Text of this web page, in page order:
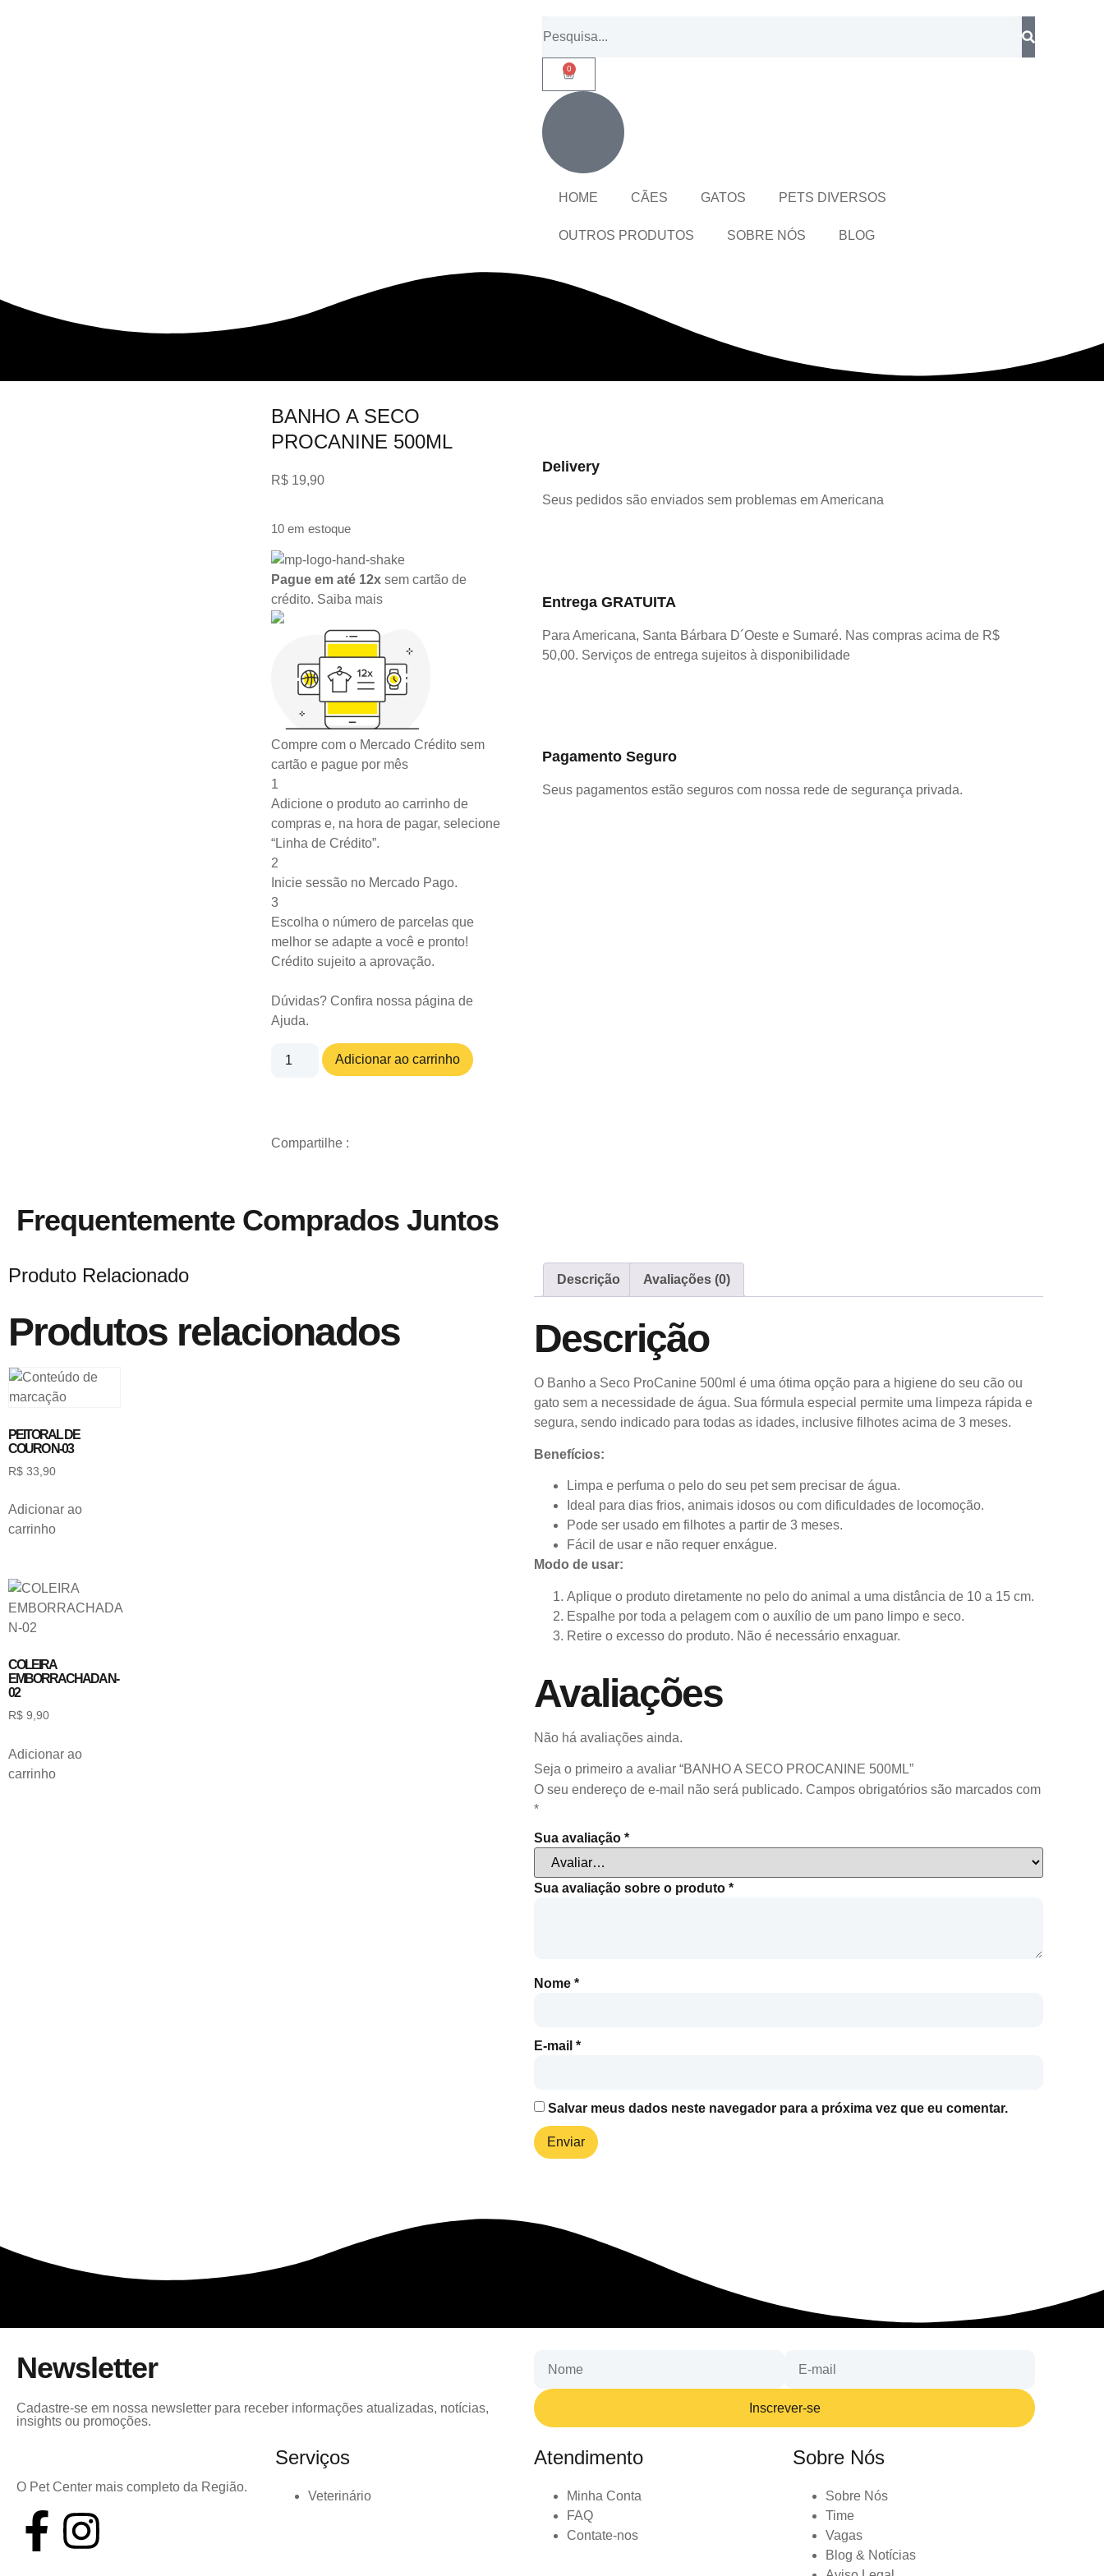
0
HOME CÃES GATOS PETS DIVERSOS
OUTROS PRODUTOS SOBRE NÓS BLOG
BANHO A SECO
PROCANINE 500ML
R$ 19,90
10 em estoque
Pague em até 12x sem cartão de
crédito. Saiba mais
Compre com o Mercado Crédito sem
cartão e pague por mês
1
Adicione o produto ao carrinho de
compras e, na hora de pagar, selecione
“Linha de Crédito”.
2
Inicie sessão no Mercado Pago.
3
Escolha o número de parcelas que
melhor se adapte a você e pronto!
Crédito sujeito a aprovação.
Dúvidas? Confira nossa página de
Ajuda.
Adicionar ao carrinho
Compartilhe :
Delivery
Seus pedidos são enviados sem problemas em Americana
Entrega GRATUITA
Para Americana, Santa Bárbara D´Oeste e Sumaré. Nas compras acima de R$
50,00. Serviços de entrega sujeitos à disponibilidade
Pagamento Seguro
Seus pagamentos estão seguros com nossa rede de segurança privada.
Frequentemente Comprados Juntos
Produto Relacionado
Produtos relacionados
PEITORAL DE
COURO N-03
R$ 33,90
Adicionar ao
carrinho
COLEIRA
EMBORRACHADA N-
02
R$ 9,90
Adicionar ao
carrinho
Descrição Avaliações (0)
Descrição
O Banho a Seco ProCanine 500ml é uma ótima opção para a higiene do seu cão ou
gato sem a necessidade de água. Sua fórmula especial permite uma limpeza rápida e
segura, sendo indicado para todas as idades, inclusive filhotes acima de 3 meses.
Benefícios:
Limpa e perfuma o pelo do seu pet sem precisar de água.
Ideal para dias frios, animais idosos ou com dificuldades de locomoção.
Pode ser usado em filhotes a partir de 3 meses.
Fácil de usar e não requer enxágue.
Modo de usar:
Aplique o produto diretamente no pelo do animal a uma distância de 10 a 15 cm.
Espalhe por toda a pelagem com o auxílio de um pano limpo e seco.
Retire o excesso do produto. Não é necessário enxaguar.
Avaliações
Não há avaliações ainda.
Seja o primeiro a avaliar “BANHO A SECO PROCANINE 500ML”
O seu endereço de e-mail não será publicado. Campos obrigatórios são marcados com
*
Sua avaliação *
Sua avaliação sobre o produto *
Nome *
E-mail *
Salvar meus dados neste navegador para a próxima vez que eu comentar.
Newsletter
Cadastre-se em nossa newsletter para receber informações atualizadas, notícias,
insights ou promoções.
Inscrever-se
O Pet Center mais completo da Região.
Serviços
Veterinário
Atendimento
Minha Conta
FAQ
Contate-nos
Sobre Nós
Sobre Nós
Time
Vagas
Blog & Notícias